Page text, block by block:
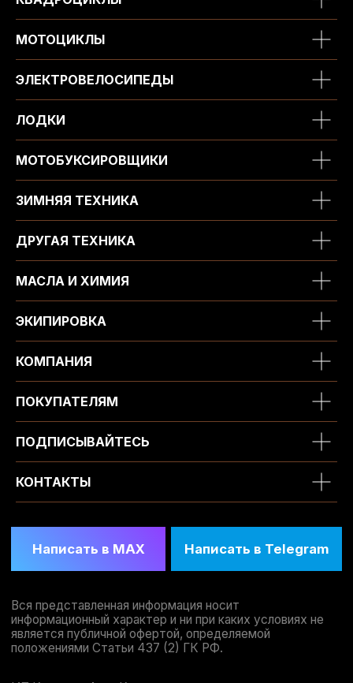
МОТОЦИКЛЫ
ЭЛЕКТРОВЕЛОСИПЕДЫ
ЛОДКИ
МОТОБУКСИРОВЩИКИ
ЗИМНЯЯ ТЕХНИКА
ДРУГАЯ ТЕХНИКА
МАСЛА И ХИМИЯ
ЭКИПИРОВКА
КОМПАНИЯ
ПОКУПАТЕЛЯМ
ПОДПИСЫВАЙТЕСЬ
КОНТАКТЫ